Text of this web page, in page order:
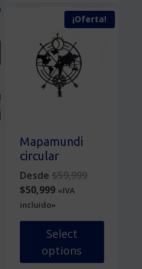
múltiples
variantes.
opciones
en
la
de
producto
¡Oferta!
Mapamundi
circular
Desde $59,999Original
$59,999.
$50,999Current
price
is:
$50,999.
«IVA
incluido»
Select
options